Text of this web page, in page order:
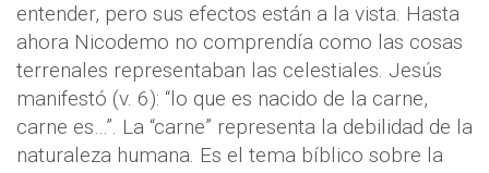
entender, pero sus efectos están a la vista. Hasta
ahora Nicodemo no comprendía como las cosas
terrenales representaban las celestiales. Jesús
manifestó (v. 6): “lo que es nacido de la carne,
carne es…”. La “carne” representa la debilidad de la
naturaleza humana. Es el tema bíblico sobre la